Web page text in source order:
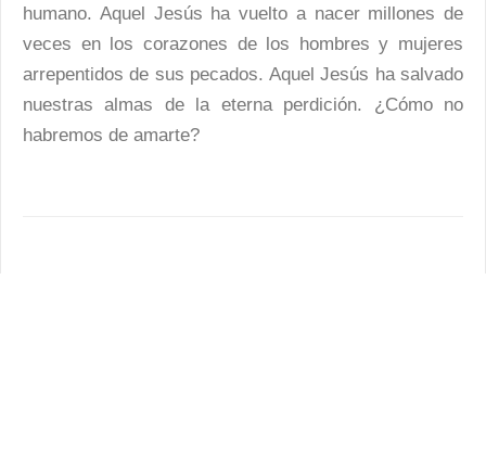
humano. Aquel Jesús ha vuelto a nacer millones de
veces en los corazones de los hombres y mujeres
arrepentidos de sus pecados. Aquel Jesús ha salvado
nuestras almas de la eterna perdición. ¿Cómo no
habremos de amarte?